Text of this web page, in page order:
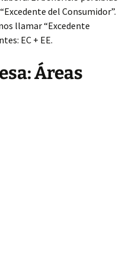
del Consumidor”.
llamar “Excedente
EC + EE.
Áreas